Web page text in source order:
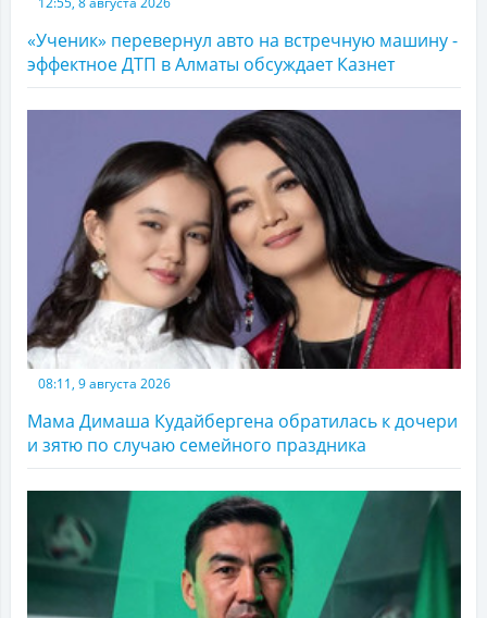
«Ученик» перевернул авто на встречную машину -
эффектное ДТП в Алматы обсуждает Казнет
08:11, 9 августа 2026
Мама Димаша Кудайбергена обратилась к дочери
и зятю по случаю семейного праздника